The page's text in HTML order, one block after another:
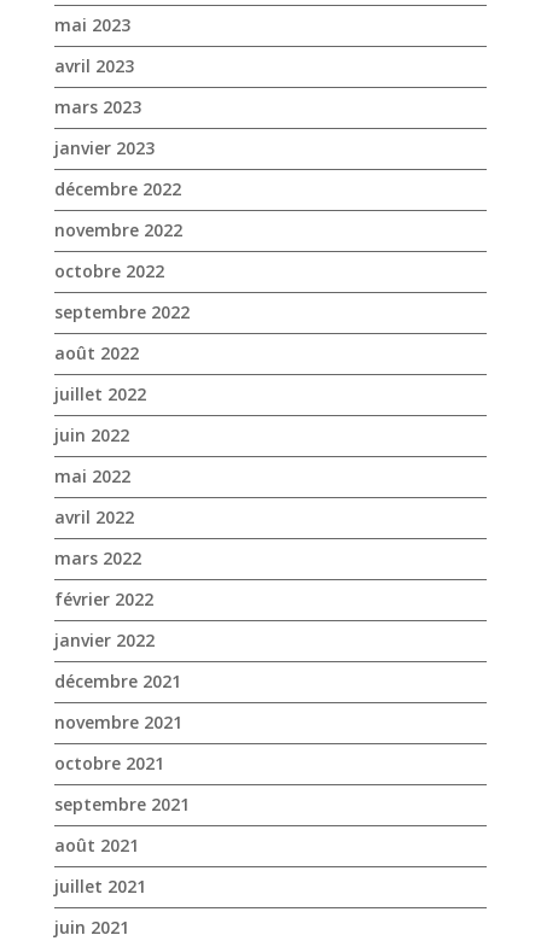
mai 2023
avril 2023
mars 2023
janvier 2023
décembre 2022
novembre 2022
octobre 2022
septembre 2022
août 2022
juillet 2022
juin 2022
mai 2022
avril 2022
mars 2022
février 2022
janvier 2022
décembre 2021
novembre 2021
octobre 2021
septembre 2021
août 2021
juillet 2021
juin 2021